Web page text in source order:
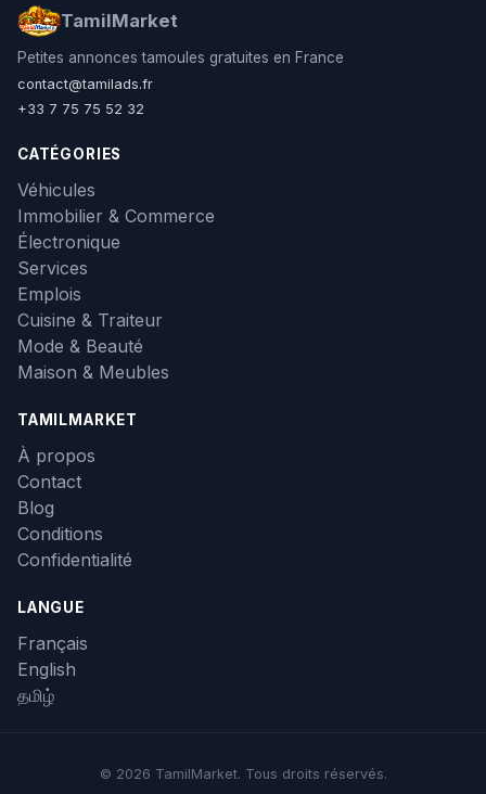
TamilMarket
Petites annonces tamoules gratuites en France
contact@tamilads.fr
+33 7 75 75 52 32
CATÉGORIES
Véhicules
Immobilier & Commerce
Électronique
Services
Emplois
Cuisine & Traiteur
Mode & Beauté
Maison & Meubles
TAMILMARKET
À propos
Contact
Blog
Conditions
Confidentialité
LANGUE
Français
English
தமிழ்
© 2026 TamilMarket. Tous droits réservés.